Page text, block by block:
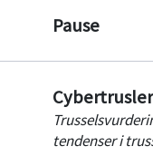
Pause
tendenser i